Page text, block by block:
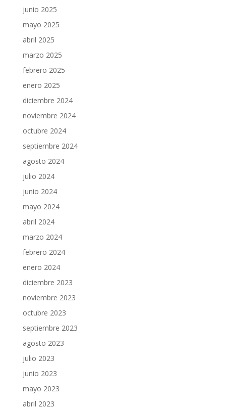
junio 2025
mayo 2025
abril 2025
marzo 2025
febrero 2025
enero 2025
diciembre 2024
noviembre 2024
octubre 2024
septiembre 2024
agosto 2024
julio 2024
junio 2024
mayo 2024
abril 2024
marzo 2024
febrero 2024
enero 2024
diciembre 2023
noviembre 2023
octubre 2023
septiembre 2023
agosto 2023
julio 2023
junio 2023
mayo 2023
abril 2023